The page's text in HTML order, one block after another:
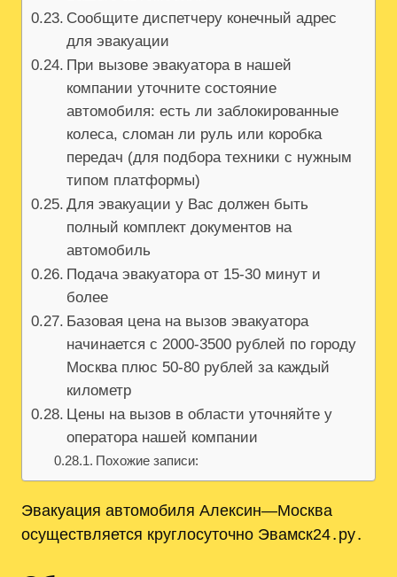
Сообщите диспетчеру конечный адрес
для эвакуации
При вызове эвакуатора в нашей
компании уточните состояние
автомобиля: есть ли заблокированные
колеса, сломан ли руль или коробка
передач (для подбора техники с нужным
типом платформы)
Для эвакуации у Вас должен быть
полный комплект документов на
автомобиль
Подача эвакуатора от 15-30 минут и
более
Базовая цена на вызов эвакуатора
начинается с 2000-3500 рублей по городу
Москва плюс 50-80 рублей за каждый
километр
Цены на вызов в области уточняйте у
оператора нашей компании
Похожие записи:
Эвакуация автомобиля Алексин—Москва
осуществляется круглосуточно Эвамск24․ру․